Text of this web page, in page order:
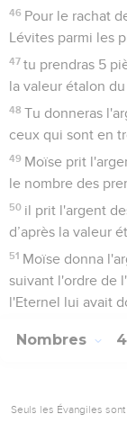
46 Pour le rachat
Lévites parmi les
47 tu prendras 5
la valeur étalon
48 Tu donneras
ceux qui sont en
49 Moïse prit
le nombre des
50 il prit l'argent
d’après la valeur
51 Moïse donna
suivant l'ordre de
l'Eternel lui avait
Nombres 4
Seuls les Évangiles